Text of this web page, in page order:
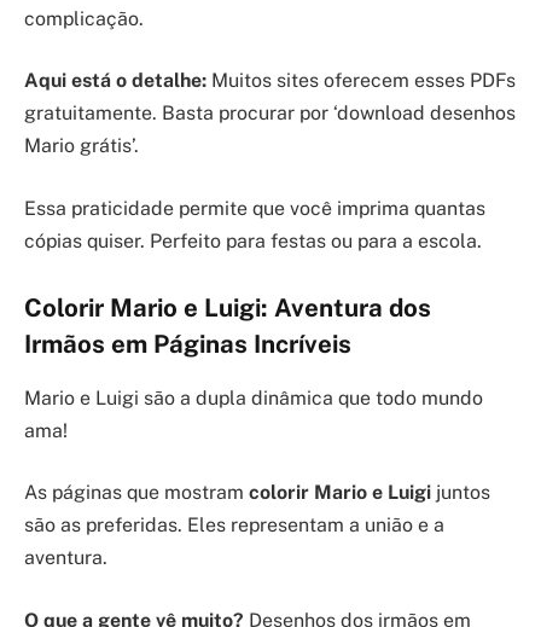
complicação.
Aqui está o detalhe: Muitos sites oferecem esses PDFs
gratuitamente. Basta procurar por ‘download desenhos
Mario grátis’.
Essa praticidade permite que você imprima quantas
cópias quiser. Perfeito para festas ou para a escola.
Colorir Mario e Luigi: Aventura dos
Irmãos em Páginas Incríveis
Mario e Luigi são a dupla dinâmica que todo mundo
ama!
As páginas que mostram colorir Mario e Luigi juntos
são as preferidas. Eles representam a união e a
aventura.
O que a gente vê muito? Desenhos dos irmãos em